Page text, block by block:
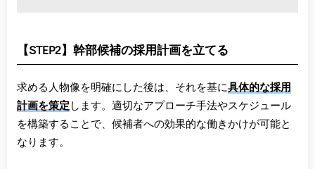
【STEP2】幹部候補の採用計画を立てる
求める人物像を明確にした後は、それを基に具体的な採用
計画を策定 します。適切なアプローチ手法やスケジュール
を構築することで、候補者への効果的な働きかけが可能と
なります。